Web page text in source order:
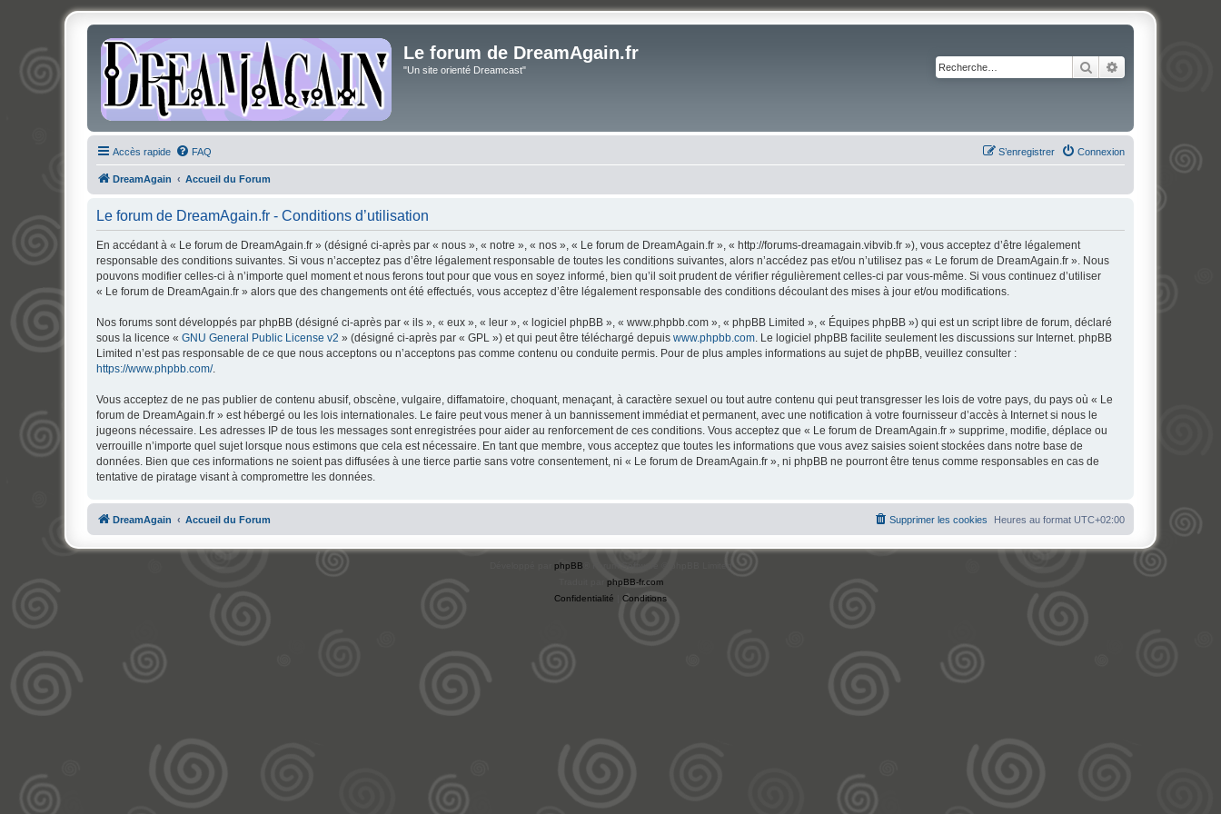
Le forum de DreamAgain.fr
"Un site orienté Dreamcast" Rechercher
Accès rapide FAQ Connexion
S’enregistrer
DreamAgain Accueil du Forum
Le forum de DreamAgain.fr - Conditions d’utilisation
En accédant à « Le forum de DreamAgain.fr » (désigné ci-après par « nous », « notre », « nos », « Le forum de DreamAgain.fr », « http://forums-dreamagain.vibvib.fr »), vous acceptez d’être légalement
responsable des conditions suivantes. Si vous n’acceptez pas d’être légalement responsable de toutes les conditions suivantes, alors n’accédez pas et/ou n’utilisez pas « Le forum de DreamAgain.fr ». Nous
pouvons modifier celles-ci à n’importe quel moment et nous ferons tout pour que vous en soyez informé, bien qu’il soit prudent de vérifier régulièrement celles-ci par vous-même. Si vous continuez d’utiliser
« Le forum de DreamAgain.fr » alors que des changements ont été effectués, vous acceptez d’être légalement responsable des conditions découlant des mises à jour et/ou modifications.
Nos forums sont développés par phpBB (désigné ci-après par « ils », « eux », « leur », « logiciel phpBB », « www.phpbb.com », « phpBB Limited », « Équipes phpBB ») qui est un script libre de forum, déclaré
sous la licence « GNU General Public License v2 » (désigné ci-après par « GPL ») et qui peut être téléchargé depuis www.phpbb.com. Le logiciel phpBB facilite seulement les discussions sur Internet. phpBB
Limited n’est pas responsable de ce que nous acceptons ou n’acceptons pas comme contenu ou conduite permis. Pour de plus amples informations au sujet de phpBB, veuillez consulter :
https://www.phpbb.com/.
Vous acceptez de ne pas publier de contenu abusif, obscène, vulgaire, diffamatoire, choquant, menaçant, à caractère sexuel ou tout autre contenu qui peut transgresser les lois de votre pays, du pays où « Le
forum de DreamAgain.fr » est hébergé ou les lois internationales. Le faire peut vous mener à un bannissement immédiat et permanent, avec une notification à votre fournisseur d’accès à Internet si nous le
jugeons nécessaire. Les adresses IP de tous les messages sont enregistrées pour aider au renforcement de ces conditions. Vous acceptez que « Le forum de DreamAgain.fr » supprime, modifie, déplace ou
verrouille n’importe quel sujet lorsque nous estimons que cela est nécessaire. En tant que membre, vous acceptez que toutes les informations que vous avez saisies soient stockées dans notre base de
données. Bien que ces informations ne soient pas diffusées à une tierce partie sans votre consentement, ni « Le forum de DreamAgain.fr », ni phpBB ne pourront être tenus comme responsables en cas de
tentative de piratage visant à compromettre les données.
DreamAgain Accueil du Forum Heures au format UTC+02:00
Supprimer les cookies
phpBB
phpBB-fr.com
Confidentialité
Conditions